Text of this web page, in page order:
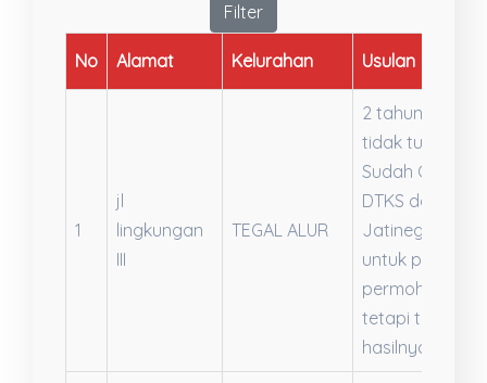
Filter
No Alamat Kelurahan Usulan
1
jl
lingkungan
III
TEGAL ALUR
2 tahun KJP
tidak turun.
Sudah Cek di
DTKS dan ke
Jatinegara
untuk proses
permohonan
tetapi tidak
hasilnya